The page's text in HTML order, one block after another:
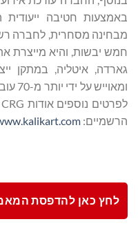
באמצעות חטיבה
הרשמיים:
לחץ כאן להדפסת